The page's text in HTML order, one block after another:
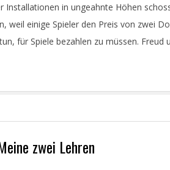
Installationen in ungeahnte Höhen
weil einige Spieler den Preis von zwei
für Spiele bezahlen zu müssen. Freud
zwei Lehren